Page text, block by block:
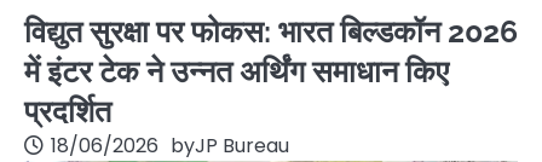
विद्युत सुरक्षा पर फोकस: भारत बिल्डकॉन 2026
में इंटर टेक ने उन्नत अर्थिंग समाधान किए
प्रदर्शित
18/06/2026 byJP Bureau